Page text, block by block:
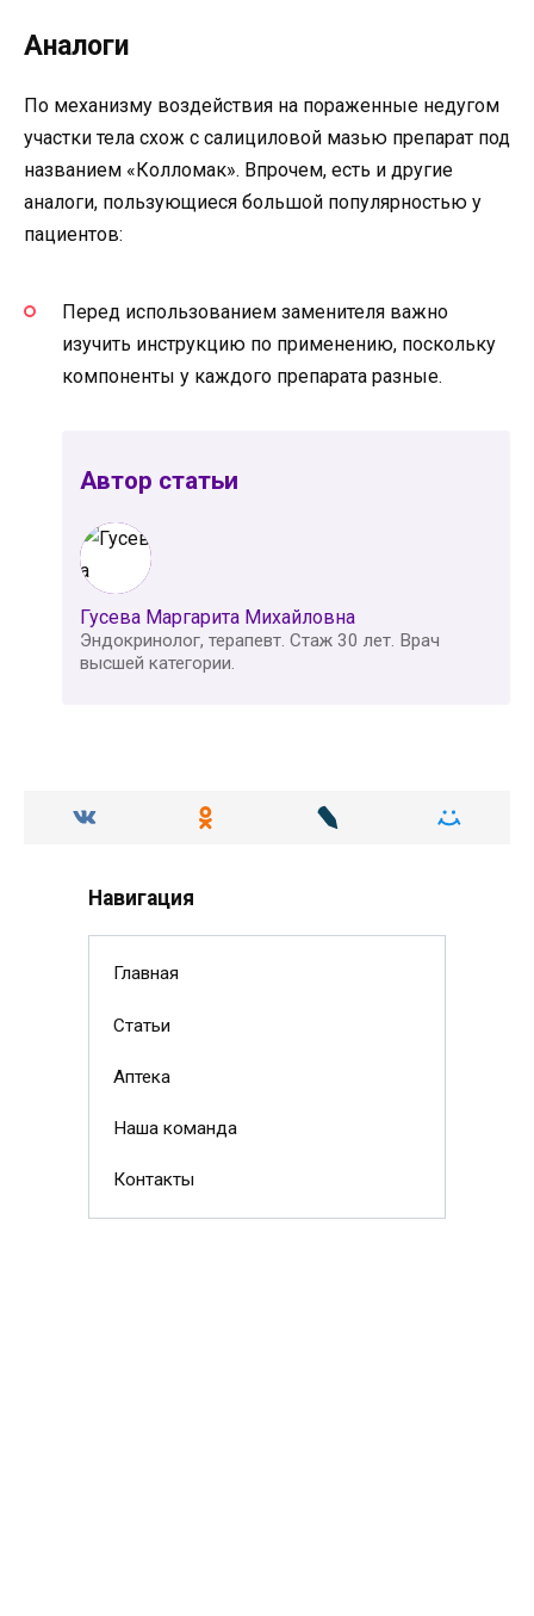
Аналоги
По механизму воздействия на пораженные недугом
участки тела схож с салициловой мазью препарат под
названием «Колломак». Впрочем, есть и другие
аналоги, пользующиеся большой популярностью у
пациентов:
Перед использованием заменителя важно
изучить инструкцию по применению, поскольку
компоненты у каждого препарата разные.
Автор статьи
Гусева Маргарита Михайловна
Эндокринолог, терапевт. Стаж 30 лет. Врач
высшей категории.
Навигация
Главная
Статьи
Аптека
Наша команда
Контакты